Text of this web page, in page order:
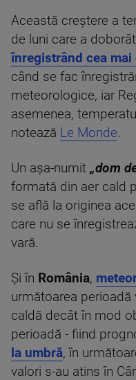
Această creștere a
de luni care a
înregistrând cea
când se fac
meteorologice, iar
asemenea,
notează Le Monde.
Un așa-numit „dom
formată din aer cald
se află la originea
care nu se
vară.
Și în România,
următoarea
caldă decât în mod
perioadă - fiind
la umbră, în
valori s-au atins în